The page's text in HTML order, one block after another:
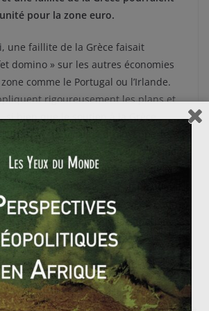
pour la zone euro.
une faillite de la Grèce faisait
domino » sur les autres économies
comme le Portugal ou l’Irlande.
rigoureusement les plans et
si bien que le soutien à la Grèce
être à coûter plus qu’il n’apporte,
espagnoles et italiennes ne
cible juste après un défaut de la
le FESF ne suffirait pas. Signe qui ne
pourtant confiante le week-end
qu’elle s’inquiétait de la situation.
: octobre 2011